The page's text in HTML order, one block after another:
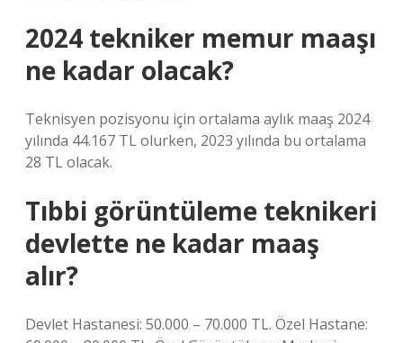
2024 tekniker memur maaşı
ne kadar olacak?
Teknisyen pozisyonu için ortalama aylık maaş 2024
yılında 44.167 TL olurken, 2023 yılında bu ortalama
28 TL olacak.
Tıbbi görüntüleme teknikeri
devlette ne kadar maaş
alır?
Devlet Hastanesi: 50.000 – 70.000 TL. Özel Hastane: